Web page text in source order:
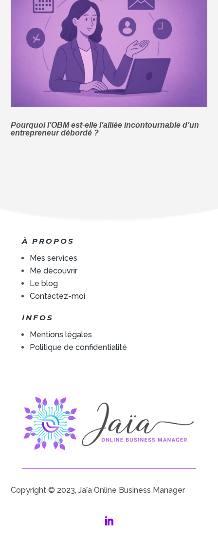
Pourquoi l’OBM est-elle l’alliée incontournable d’un
entrepreneur débordé ?
À PROPOS
Mes services
Me découvrir
Le blog
Contactez-moi
INFOS
Mentions légales
Politique de confidentialité
Copyright © 2023, Jaïa Online Business Manager